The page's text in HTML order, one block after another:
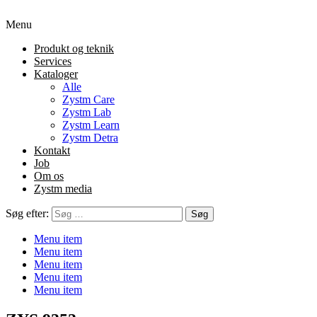
Menu
Produkt og teknik
Services
Kataloger
Alle
Zystm Care
Zystm Lab
Zystm Learn
Zystm Detra
Kontakt
Job
Om os
Zystm media
Søg efter:
Menu item
Menu item
Menu item
Menu item
Menu item